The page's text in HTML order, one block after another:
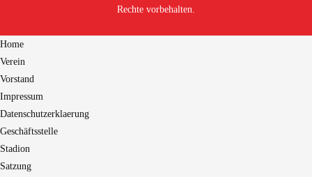
Rechte vorbehalten.
Home
Verein
Vorstand
Impressum
Datenschutzerklaerung
Geschäftsstelle
Stadion
Satzung